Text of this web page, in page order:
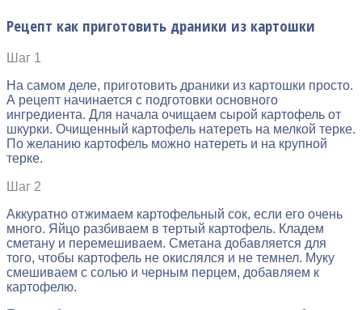
Рецепт как приготовить драники из картошки
Шаг 1
На самом деле, приготовить драники из картошки просто.
А рецепт начинается с подготовки основного
ингредиента. Для начала очищаем сырой картофель от
шкурки. Очищенный картофель натереть на мелкой терке.
По желанию картофель можно натереть и на крупной
терке.
Шаг 2
Аккуратно отжимаем картофельный сок, если его очень
много. Яйцо разбиваем в тертый картофель. Кладем
сметану и перемешиваем. Сметана добавляется для
того, чтобы картофель не окислялся и не темнел. Муку
смешиваем с солью и черным перцем, добавляем к
картофелю.